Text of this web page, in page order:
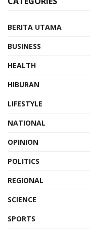
BERITA UTAMA
BUSINESS
HEALTH
HIBURAN
LIFESTYLE
NATIONAL
OPINION
POLITICS
REGIONAL
SCIENCE
SPORTS